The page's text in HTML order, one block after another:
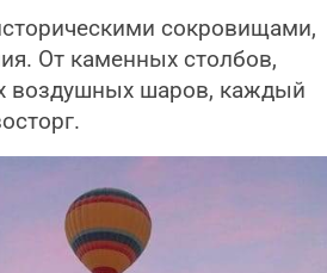
сокровищами,
От каменных столбов,
воздушных шаров, каждый